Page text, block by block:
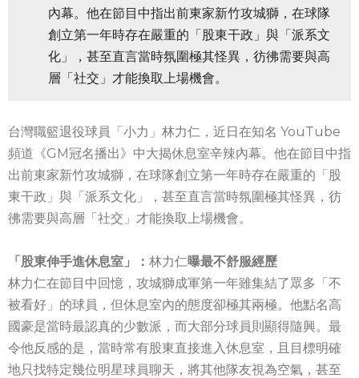
內幕。他在節目中指出前東家新竹攻城獅，在球隊
創立第一年時存在嚴重的「股東干政」與「派系文
化」，甚至直言當時氛圍極其怪異，彷彿需要與高
層「社交」才能換取上場機會。
台灣職籃退役球員「小力」林力仁，近日在知名 YouTube
頻道《GM冠名播出》中大揭休息室辛辣內幕。他在節目中指
出前東家新竹攻城獅，在球隊創立第一年時存在嚴重的「股
東干政」與「派系文化」，甚至直言當時氛圍極其怪異，彷
彿需要與高層「社交」才能換取上場機會。
「股東伸手進休息室」： 林力仁曝最不舒服經歷
林力仁在節目中回憶，攻城獅成軍第一年雖集結了眾多「不
被看好」的球員，但休息室內的態度卻極其兩極。他點名高
國豪是當時最認真的少數派，而大部分球員則顯得隨興。最
令他反感的是，當時常有股東直接進入休息室，且目標明確
地只找特定幾位明星球員聊天，將其他隊友視為空氣，甚至